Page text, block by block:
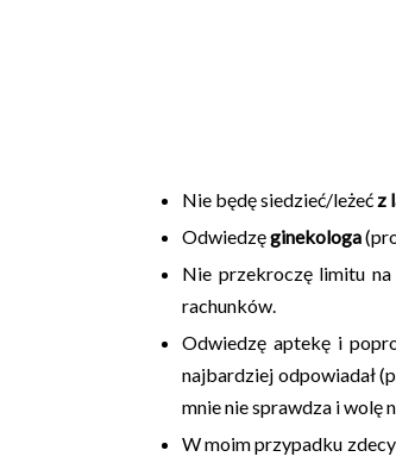
Nie będę siedzieć/leżeć z
Odwiedzęginekologa
Nie przekroczę limitu
rachunków.
Odwiedzę aptekę i
najbardziej odpowiadał
mnie nie sprawdza i wolę
W moim przypadku